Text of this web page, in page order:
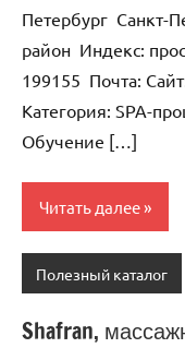
Петербург Санкт-
район Индекс:
199155 Почта:
Категория: SPA-
Обучение […]
Читать далее
Полезный каталог
Shafran,